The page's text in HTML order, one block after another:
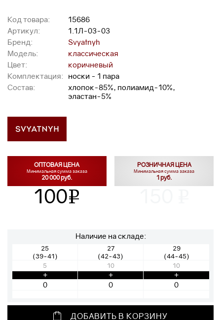
Код товара:
15686
Артикул:
1.1Л-03-03
Бренд:
Svyatnyh
Модель:
классическая
Цвет:
коричневый
Комплектация:
носки - 1 пара
Состав:
хлопок-85%, полиамид-10%,
эластан-5%
ОПТОВАЯ ЦЕНА
Минимальная сумма заказа
20 000 руб.
100v
РОЗНИЧНАЯ ЦЕНА
Минимальная сумма заказа
1 руб.
Наличие на складе:
25
(39-41)
27
(42-43)
29
(44-45)
5
+
10
+
10
+
ДОБАВИТЬ В КОРЗИНУ